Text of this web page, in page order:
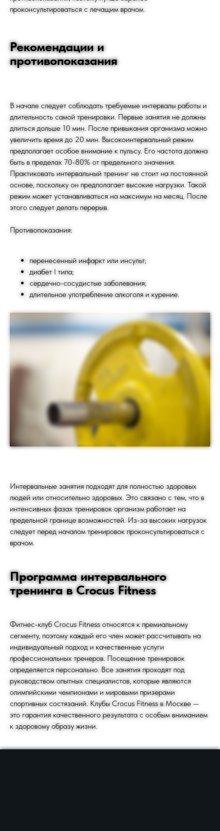
проконсультироваться с лечащим врачом.
Рекомендации и
противопоказания
В начале следует соблюдать требуемые интервалы работы и
длительность самой тренировки. Первые занятия не должны
длиться дольше 10 мин. После привыкания организма можно
увеличить время до 20 мин. Высокоинтервальный режим
предполагает особое внимание к пульсу. Его частота должна
быть в пределах 70-80% от предельного значения.
Практиковать интервальный тренинг не стоит на постоянной
основе, поскольку он предполагает высокие нагрузки. Такой
режим может устанавливаться на максимум на месяц. После
этого следует делать перерыв.
Противопоказания:
перенесенный инфаркт или инсульт;
диабет I типа;
сердечно-сосудистые заболевания;
длительное употребление алкоголя и курение.
Интервальные занятия подходят для полностью здоровых
людей или относительно здоровых. Это связано с тем, что в
интенсивных фазах тренировок организм работает на
предельной границе возможностей. Из-за высоких нагрузок
следует перед началом тренировок проконсультироваться с
врачом.
Программа интервального
тренинга в Crocus Fitness
Фитнес-клуб Crocus Fitness относятся к премиальному
сегменту, поэтому каждый его член может рассчитывать на
индивидуальный подход и качественные услуги
профессиональных тренеров. Посещение тренировок
определяется персонально. Все занятия проходят под
руководством опытных специалистов, которые являются
олимпийскими чемпионами и мировыми призерами
спортивных состязаний. Клубы Crocus Fitness в Москве —
это гарантия качественного результата с особым вниманием
к здоровому образу жизни.
ТРЕНЕРСКИЙ
СОСТАВ